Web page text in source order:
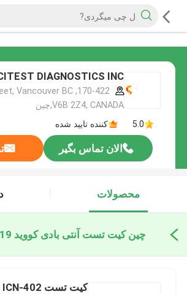
DIAGNOSTICS INC.
Street, Vancouver BC
V6B 2Z4, CANADA,چین
5.0
کننده تایید شده
الان تماس بگیر
محصولات
چین کیت تست آنتی بادی کووید 19